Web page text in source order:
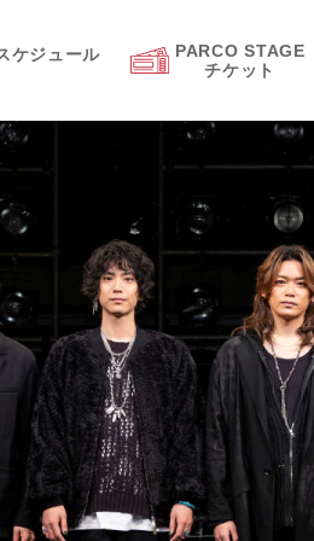
ケジュール
PARCO STAGE
チケット